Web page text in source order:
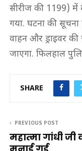
सीरीज की 1199) में
गया. घटना की
वाहन और ड्राइवर
जाएगा. फिलहाल
SHARE
PREVIOUS POST
महात्मा गांधी जी